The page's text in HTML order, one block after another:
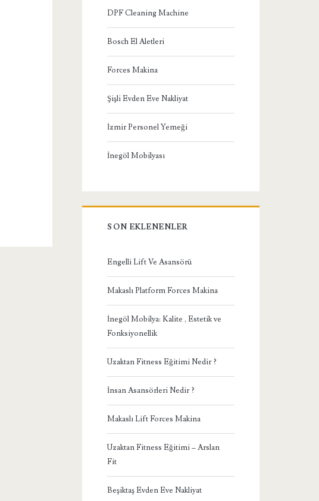
DPF Cleaning Machine
Bosch El Aletleri
Forces Makina
Şişli Evden Eve Nakliyat
İzmir Personel Yemeği
İnegöl Mobilyası
SON EKLENENLER
Engelli Lift Ve Asansörü
Makaslı Platform Forces Makina
İnegöl Mobilya: Kalite , Estetik ve
Fonksiyonellik
Uzaktan Fitness Eğitimi Nedir ?
İnsan Asansörleri Nedir ?
Makaslı Lift Forces Makina
Uzaktan Fitness Eğitimi – Arslan
Fit
Beşiktaş Evden Eve Nakliyat